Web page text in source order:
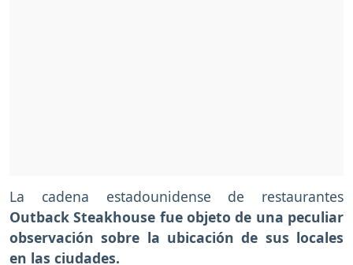
La cadena estadounidense de restaurantes
Outback Steakhouse fue objeto de una peculiar
observación sobre la ubicación de sus locales
en las ciudades.